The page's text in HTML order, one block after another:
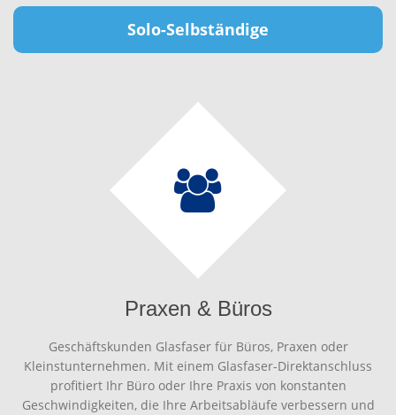
Solo-Selbständige
Praxen & Büros
Geschäftskunden Glasfaser für Büros, Praxen oder
Kleinstunternehmen. Mit einem Glasfaser-Direktanschluss
profitiert Ihr Büro oder Ihre Praxis von konstanten
Geschwindigkeiten, die Ihre Arbeitsabläufe verbessern und